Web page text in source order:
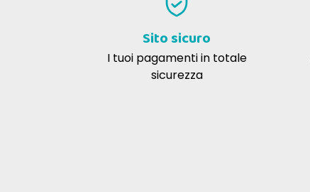
Sito sicuro
I tuoi pagamenti in totale
sicurezza